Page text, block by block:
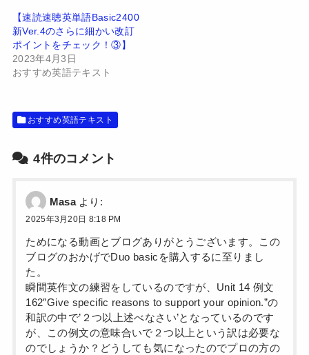
ウ
ィ
ン
ド
ウ
で
開
き
て
く
だ
さ
い
(
新
し
ン
ド
ウ
き
ま
【速読速聴英単語Basic2400
新Ver.4のさらに細かい改訂
ポイントをチェック！③】
2023年4月3日
おすすめ英語テキスト
おすすめ英語テキスト
4件のコメント
Masa より:
2025年3月20日 8:18 PM
ためになる動画とブログありがとうございます。この
ブログのおかげでDuo basicを購入するに至りまし
た。
瞬間英作文の練習をしているのですが、Unit 14 例文
162″Give specific reasons to support your opinion.”の
和訳の中で’２つ以上述べなさい’となっているのです
が、この例文の意味合いで２つ以上という訳は必要な
のでしょうか？どうしても気になったのでプロの方の